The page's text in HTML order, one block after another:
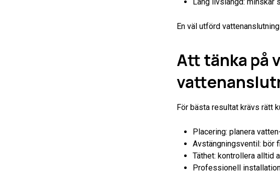
Lång livslängd: minskar
En väl utförd
Att tänka på
För bästa resultat krävs rätt
Placering: planera
Avstängningsventil: bör
Täthet: kontrollera alltid
Professionell